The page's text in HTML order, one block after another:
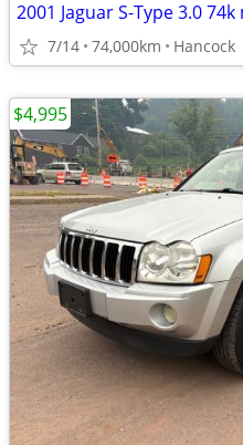
2001 Jaguar S-Type 3.0
7/14 74,000km Hancock
$4,995